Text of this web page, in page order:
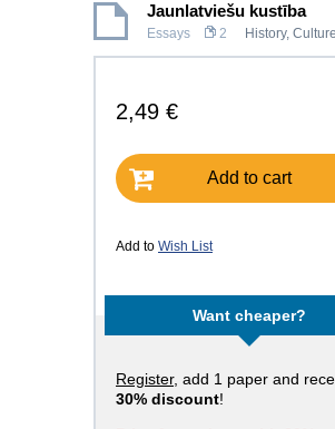
Jaunlatviešu kustība
Essays 2 History, Culture
2,49 €
Add to cart
Add to Wish List
Want cheaper?
Register, add 1 paper and
30% discount!